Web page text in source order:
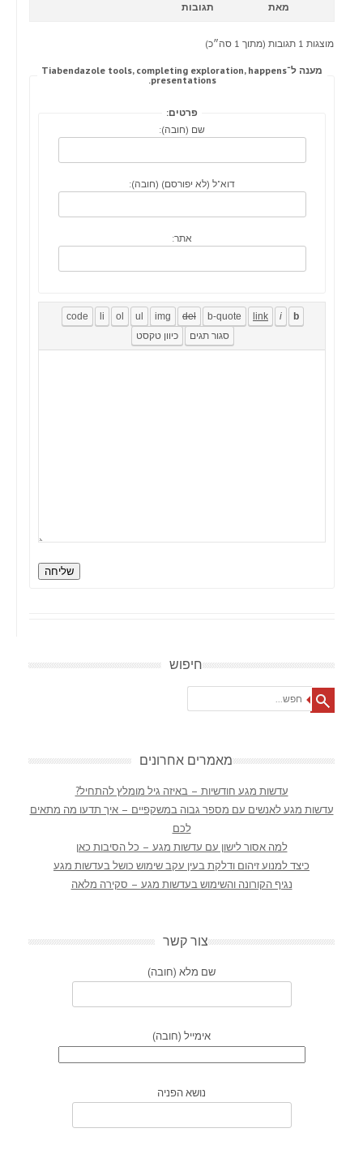
מאת תגובות
מוצגות 1 תגובות (מתוך 1 סה״כ)
מענה ל־Tiabendazole tools, completing exploration, happens
presentations.
פרטים:
שם (חובה):
דוא"ל (לא יפורסם) (חובה):
אתר:
שליחה
חיפוש
מאמרים אחרונים
עדשות מגע חודשיות – באיזה גיל מומלץ להתחיל?
עדשות מגע לאנשים עם מספר גבוה במשקפיים – איך תדעו מה מתאים
לכם
למה אסור לישון עם עדשות מגע – כל הסיבות כאן
כיצד למנוע זיהום ודלקת בעין עקב שימוש כושל בעדשות מגע
נגיף הקורונה והשימוש בעדשות מגע – סקירה מלאה
צור קשר
שם מלא (חובה)
אימייל (חובה)
נושא הפניה